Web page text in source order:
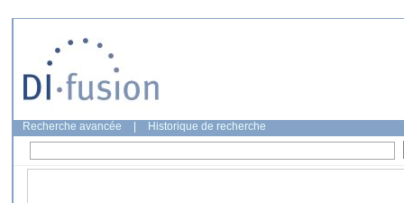
Recherche avancée Historique de recherche